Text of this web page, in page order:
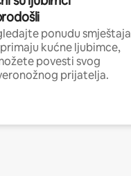
ponudu smještaja
kućne ljubimce,
povesti svog
prijatelja.